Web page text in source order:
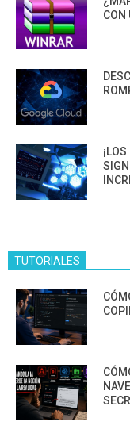
CON
TUTORIALES